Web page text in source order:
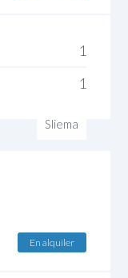
1
1
Sliema
En alquiler